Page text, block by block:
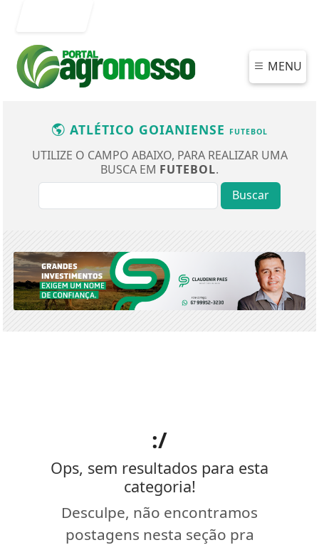
MENU
ATLÉTICO GOIANIENSE FUTEBOL
UTILIZE O CAMPO ABAIXO, PARA REALIZAR UMA
BUSCA EM FUTEBOL.
Buscar
:/
Ops, sem resultados para esta
categoria!
Desculpe, não encontramos
postagens nesta seção pra